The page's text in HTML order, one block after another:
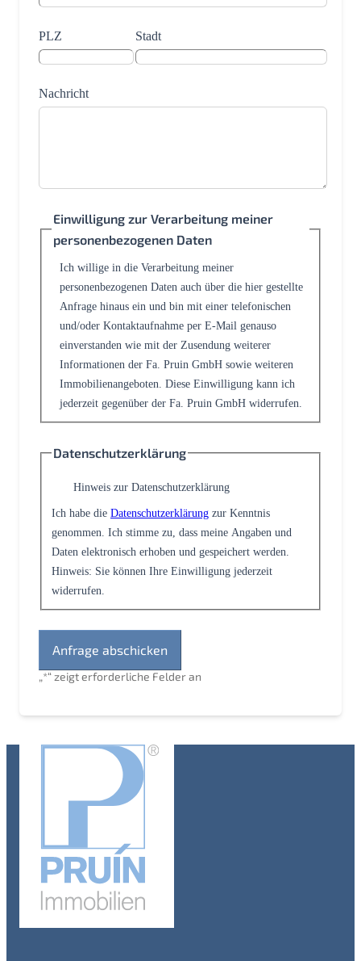
„*“ zeigt erforderliche Felder an
PLZ Stadt
Nachricht
Einwilligung zur Verarbeitung meiner
personenbezogenen Daten
Ich willige in die Verarbeitung meiner
personenbezogenen Daten auch über die hier gestellte
Anfrage hinaus ein und bin mit einer telefonischen
und/oder Kontaktaufnahme per E-Mail genauso
einverstanden wie mit der Zusendung weiterer
Informationen der Fa. Pruin GmbH sowie weiteren
Immobilienangeboten. Diese Einwilligung kann ich
jederzeit gegenüber der Fa. Pruin GmbH widerrufen.
Datenschutzerklärung
Hinweis zur Datenschutzerklärung
Ich habe die Datenschutzerklärung zur Kenntnis
genommen. Ich stimme zu, dass meine Angaben und
Daten elektronisch erhoben und gespeichert werden.
Hinweis: Sie können Ihre Einwilligung jederzeit
widerrufen.